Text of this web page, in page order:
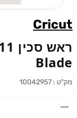
Cricut
Blade
מק"ט : 10042957